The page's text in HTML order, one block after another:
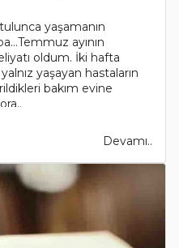
yaşamanın
ayının
oldum. İki hafta
yaşayan hastaların
bakım evine
Devamı..